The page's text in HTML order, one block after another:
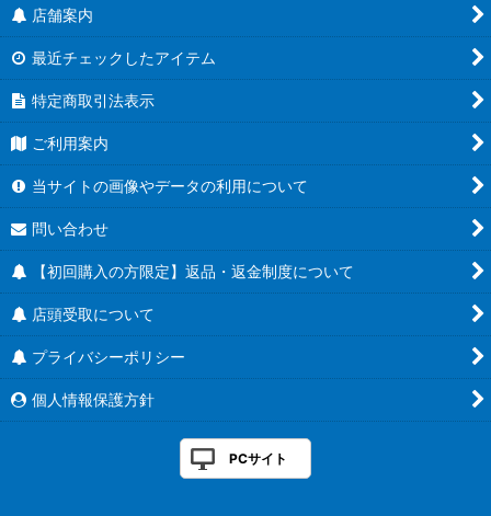
店舗案内
最近チェックしたアイテム
特定商取引法表示
ご利用案内
当サイトの画像やデータの利用について
問い合わせ
【初回購入の方限定】返品・返金制度について
店頭受取について
プライバシーポリシー
個人情報保護方針
PCサイト